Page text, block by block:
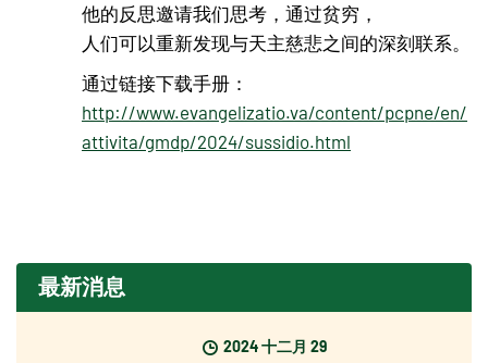
他的反思邀请我们思考，通过贫穷，
人们可以重新发现与天主慈悲之间的深刻联系。
通过链接下载手册：
http://www.evangelizatio.va/content/pcpne/en/
attivita/gmdp/2024/sussidio.html
最新消息
2024 十二月 29